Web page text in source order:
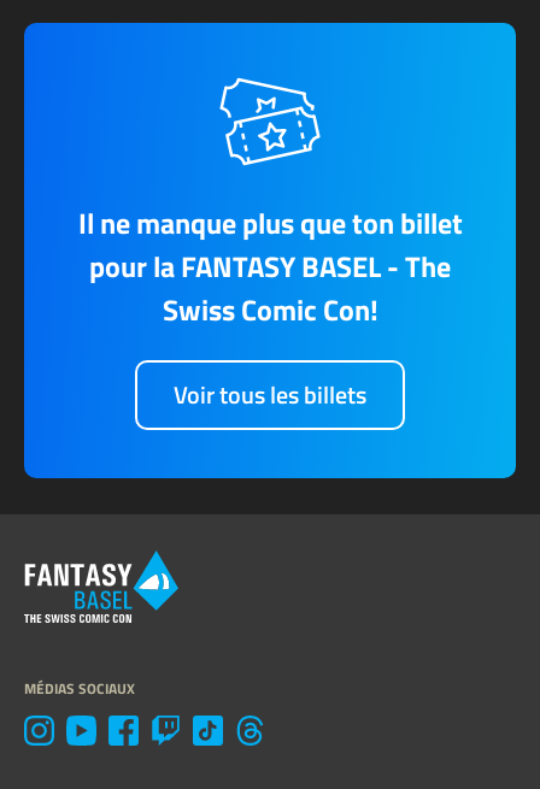
Il ne manque plus que ton billet
pour la FANTASY BASEL - The
Swiss Comic Con!
Voir tous les billets
MÉDIAS SOCIAUX